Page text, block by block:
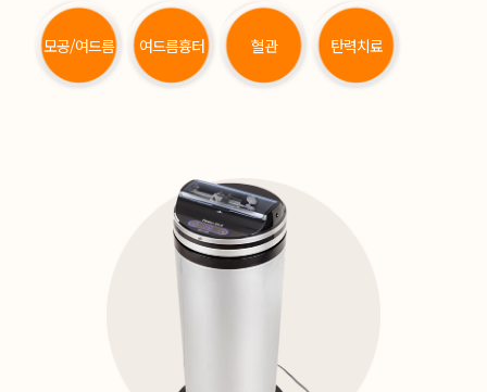
모공/여드름 여드름흉터 혈관 탄력치료